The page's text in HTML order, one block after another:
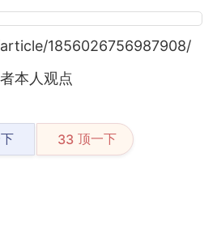
1856026756987908/
本人观点
33 顶一下